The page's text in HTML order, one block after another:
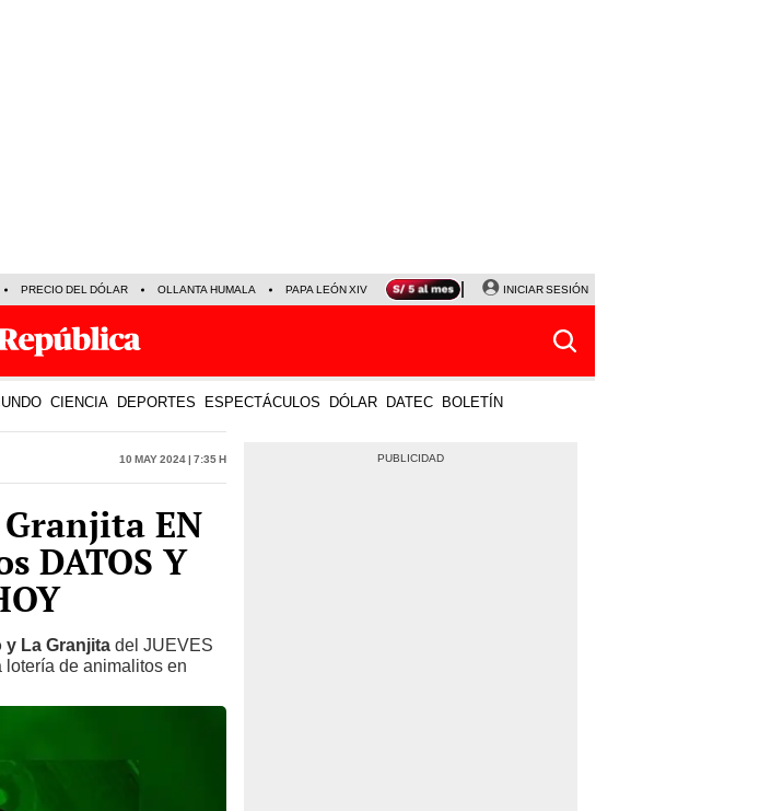
PRECIO DEL DÓLAR OLLANTA HUMALA PAPA LEÓN XIV NALDY SALDAÑA LA BELLA LUZ
INICIAR SESIÓN
CIENCIA DEPORTES ESPECTÁCULOS DÓLAR DATEC BOLETÍN
10 May 2024 | 7:35 h
EN
DATOS Y
La Granjita del JUEVES
de animalitos en